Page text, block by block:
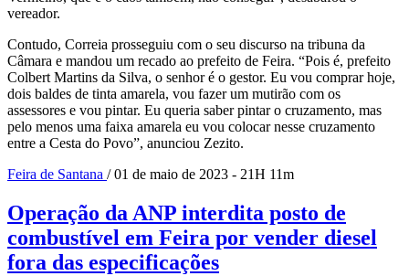
vereador.
Contudo, Correia prosseguiu com o seu discurso na tribuna da
Câmara e mandou um recado ao prefeito de Feira. “Pois é, prefeito
Colbert Martins da Silva, o senhor é o gestor. Eu vou comprar hoje,
dois baldes de tinta amarela, vou fazer um mutirão com os
assessores e vou pintar. Eu queria saber pintar o cruzamento, mas
pelo menos uma faixa amarela eu vou colocar nesse cruzamento
entre a Cesta do Povo”, anunciou Zezito.
Feira de Santana / 01 de maio de 2023 - 21H 11m
Operação da ANP interdita posto de
combustível em Feira por vender diesel
fora das especificações